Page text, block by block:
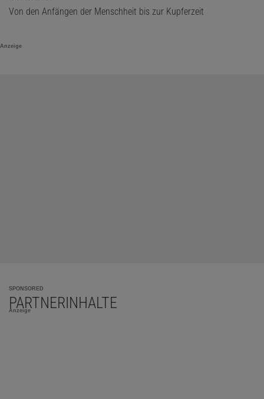
Von den Anfängen der Menschheit bis zur Kupferzeit
Anzeige
SPONSORED
PARTNERINHALTE
Anzeige